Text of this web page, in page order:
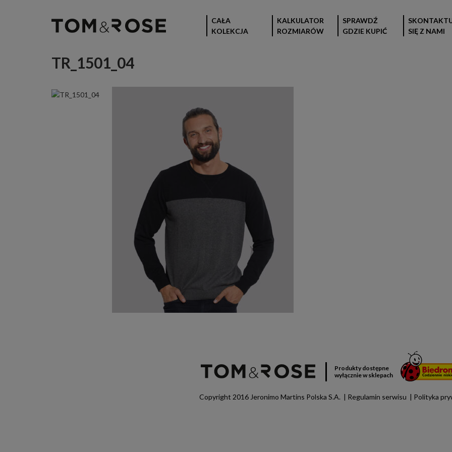
CAŁA
KOLEKCJA
KALKULATOR
ROZMIARÓW
SPRAWDŹ
GDZIE KUPIĆ
SIĘ Z NAMI
TR_1501_04
Produkty dostępne
wyłącznie w sklepach
Copyright 2016 Jeronimo Martins Polska S.A. Regulamin serwisu Polityka